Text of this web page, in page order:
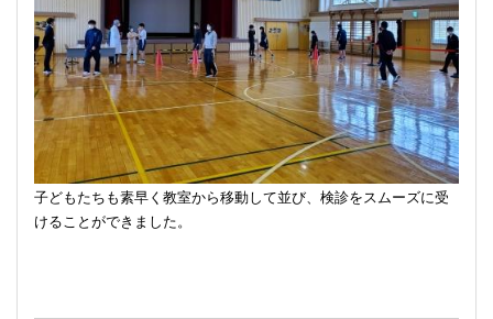
子どもたちも素早く教室から移動して並び、検診をスムーズに受
けることができました。